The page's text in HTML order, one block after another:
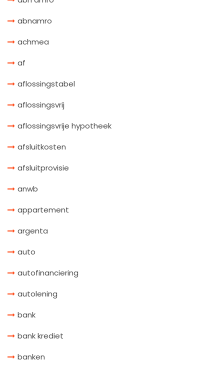
abnamro
achmea
af
aflossingstabel
aflossingsvrij
aflossingsvrije hypotheek
afsluitkosten
afsluitprovisie
anwb
appartement
argenta
auto
autofinanciering
autolening
bank
bank krediet
banken